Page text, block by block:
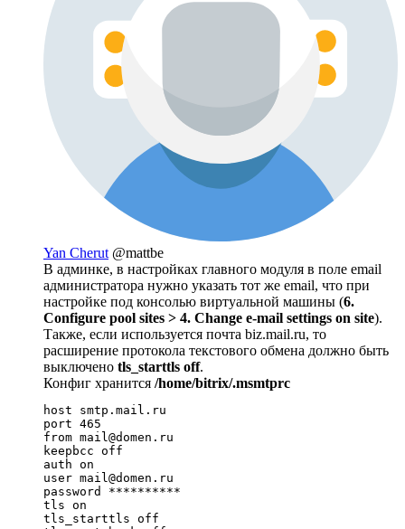
Yan Cherut @mattbe
В админке, в настройках главного модуля в поле email
администратора нужно указать тот же email, что при
настройке под консолью виртуальной машины (6.
Configure pool sites > 4. Change e-mail settings on site).
Также, если используется почта biz.mail.ru, то
расширение протокола текстового обмена должно быть
выключено tls_starttls off.
Конфиг хранится /home/bitrix/.msmtprc
host smtp.mail.ru
port 465
from mail@domen.ru
keepbcc off
auth on
user mail@domen.ru
password **********
tls on
tls_starttls off